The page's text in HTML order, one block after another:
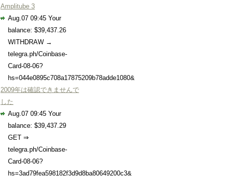
Amplitube 3
Aug.07 09:45 Your
balance: $39,437.26
WITHDRAW →
telegra.ph/Coinbase-
Card-08-06?
hs=044e0895c708a17875209b78adde1080&
2009年は確認できませんで
した
Aug.07 09:45 Your
balance: $39,437.29
GET ⇒
telegra.ph/Coinbase-
Card-08-06?
hs=3ad79fea598182f3d9d8ba80649200c3&